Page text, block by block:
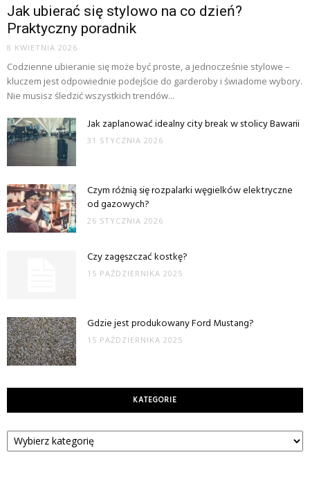
Jak ubierać się stylowo na co dzień?
Praktyczny poradnik
8 KWIETNIA 2026
Codzienne ubieranie się może być proste, a jednocześnie stylowe –
kluczem jest odpowiednie podejście do garderoby i świadome wybory.
Nie musisz śledzić wszystkich trendów...
Jak zaplanować idealny city break w stolicy Bawarii
31 STYCZNIA 2026
Czym różnią się rozpalarki węgielków elektryczne
od gazowych?
26 STYCZNIA 2026
Czy zagęszczać kostkę?
15 PAŹDZIERNIKA 2025
Gdzie jest produkowany Ford Mustang?
15 PAŹDZIERNIKA 2025
KATEGORIE
Kategorie